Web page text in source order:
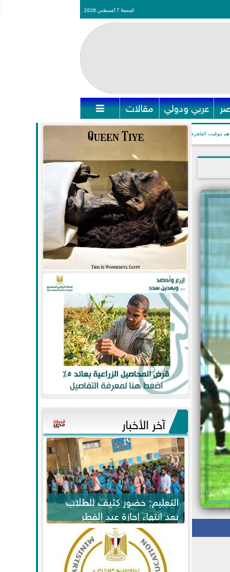
الجمعة 7 أغسطس 2026
عربي ودولي مقالات 
بتوقيت القاهرة
آخر الأخبار
التعليم: حضور كثيف للطلاب
بعد انتهاء إجازة عيد الفطر
لاستكمال المناهج